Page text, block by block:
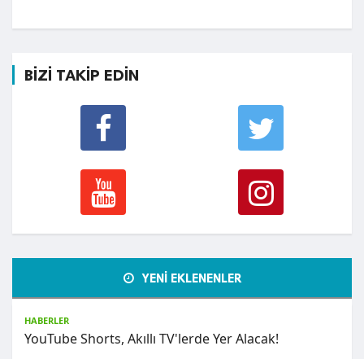
BİZİ TAKİP EDİN
YENİ EKLENENLER
HABERLER
YouTube Shorts, Akıllı TV'lerde Yer Alacak!